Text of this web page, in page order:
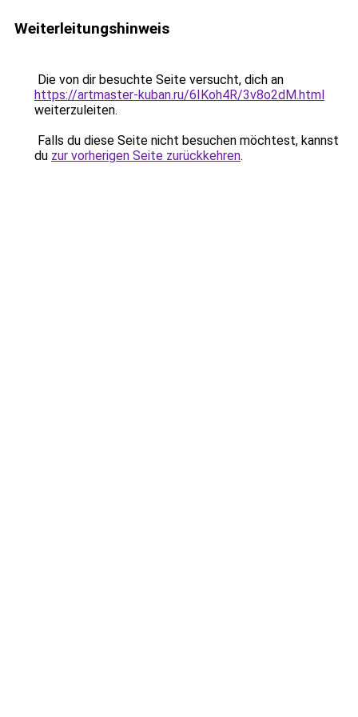
Weiterleitungshinweis
Die von dir besuchte Seite versucht, dich an
https://artmaster-kuban.ru/6IKoh4R/3v8o2dM.html
weiterzuleiten.
Falls du diese Seite nicht besuchen möchtest, kannst
du zur vorherigen Seite zurückkehren.